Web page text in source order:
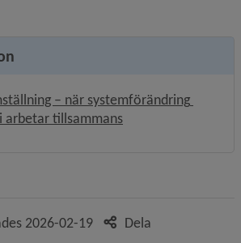
– när systemförändring
arbetar tillsammans
2026-02-19 Dela